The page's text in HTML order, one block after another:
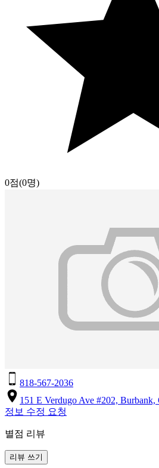
0점(0명)
818-567-2036
151 E Verdugo Ave #202, Burbank,
정보 수정 요청
별점 리뷰
리뷰 쓰기